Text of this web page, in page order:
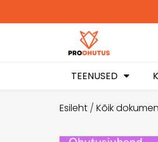
TEENUSED
Esileht / Kõik